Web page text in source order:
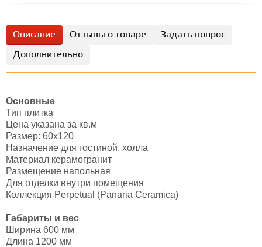
Описание Отзывы о товаре
Задать вопрос
Дополнительно
Основные
Тип плитка
Цена указана за кв.м
Размер: 60х120
Назначение для гостиной, холла
Материал керамогранит
Размещение напольная
Для отделки внутри помещения
Коллекция Perpetual (Panaria Ceramica)
Габариты и вес
Ширина 600 мм
Длина 1200 мм